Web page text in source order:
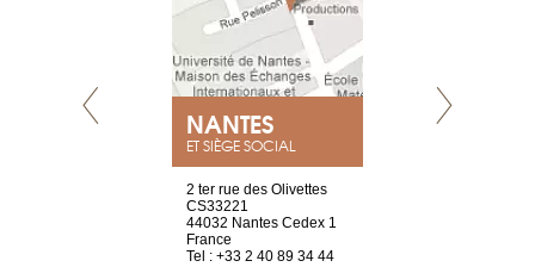
NANTES
ET SIÈGE SOCIAL
2 ter rue des Olivettes
CS33221
44032 Nantes Cedex 1
France
Tel : +33 2 40 89 34 44